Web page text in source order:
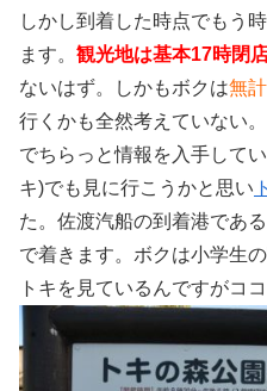
しかし到着した時点でもう
ます。 観光地は基本17時閉
ないはず。しかもボクは無
行くかも全然考えていない
でちらっと情報を入手して
キ)でも見に行こうかと思い
た。佐渡汽船の到着港であ
で着きます。ボクは小学生
トキを見ているんですがコ